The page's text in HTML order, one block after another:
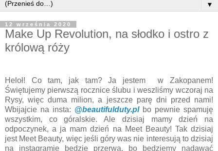
▼
12 września 2020
Make Up Revolution, na słodko i ostro z
królową róży
Heloł! Co tam, jak tam? Ja jestem w Zakopanem!
Świętujemy pierwszą rocznice ślubu i weszliśmy wczoraj na
Rysy, więc duma milion, a jeszcze parę dni przed nami!
Wbijajcie na insta: @beautifulduty.plbo pewnie spamuję
wszystkim, co góralskie. Ale dzisiaj mamy dzień na
odpoczynek, a ja mam dzień na Meet Beauty! Tak dzisiaj
jest Meet Beauty, więc jeśli góry was nie interesują to dzisiaj
na instagramie będzie przerwa, bo będziemy nadawać